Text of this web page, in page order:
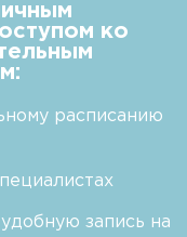
ко
расписанию
запись на